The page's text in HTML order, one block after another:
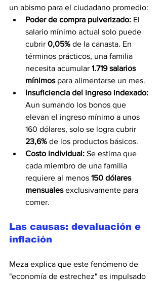
un abismo para el ciudadano promedio:
Poder de compra pulverizado: El
salario mínimo actual solo puede
cubrir 0,05% de la canasta. En
términos prácticos, una familia
necesita acumular 1.719 salarios
mínimos para alimentarse un mes.
Insuficiencia del ingreso indexado:
Aun sumando los bonos que
elevan el ingreso mínimo a unos
160 dólares, solo se logra cubrir
23,6% de los productos básicos.
Costo individual: Se estima que
cada miembro de una familia
requiere al menos 150 dólares
mensuales exclusivamente para
comer.
Las causas: devaluación e
inflación
Meza explica que este fenómeno de
"economía de estrechez" es impulsado